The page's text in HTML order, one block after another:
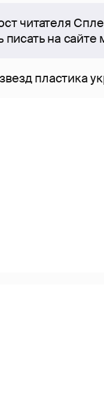
читателя
писать на
пластика